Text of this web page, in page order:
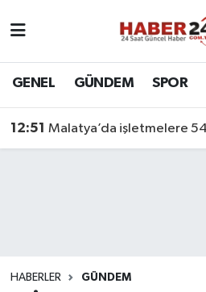
GENEL GÜNDEM SPOR
12:51 Malatya’da işletmelere
HABERLER GÜNDEM
Nöbetçi Eczaneler